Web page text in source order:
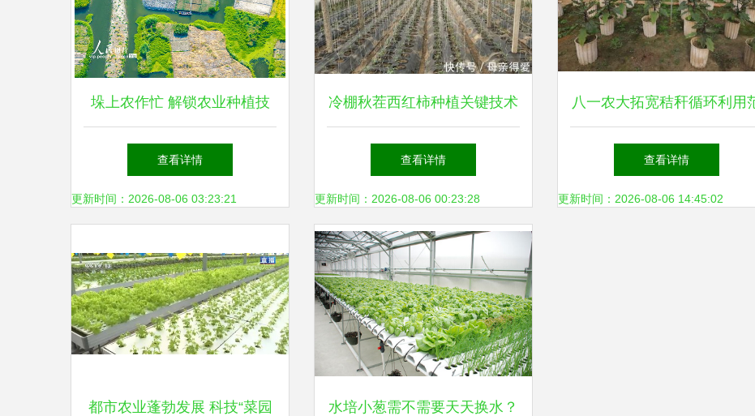
垛上农作忙 解锁农业种植技
术的新维度
查看详情
更新时间：2026-08-06 03:23:21
冷棚秋茬西红柿种植关键技术
详解
查看详情
更新时间：2026-08-06 00:23:28
八一农大拓宽秸秆循环利用
围 开辟农业资源转化新路径
查看详情
更新时间：2026-08-06 14:45:02
都市农业蓬勃发展 科技“菜园 水培小葱需不需要天天换水？